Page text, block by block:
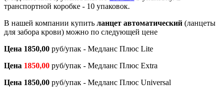
транспортной коробке - 10 упаковок.
В нашей компании купить ланцет автоматический (ланцеты
для забора крови) можно по следующей цене
Цена 1850,00 руб/упак - Медланс Плюс Lite
Цена 1850,00 руб/упак - Медланс Плюс Extra
Цена 1850,00 руб/упак - Медланс Плюс Universal